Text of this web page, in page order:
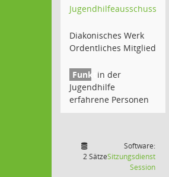
Jugendhilfeausschuss
Diakonisches Werk
Ordentliches Mitglied
in der
Jugendhilfe
erfahrene Personen
2 Sätze
Software:
Sitzungsdienst
Session